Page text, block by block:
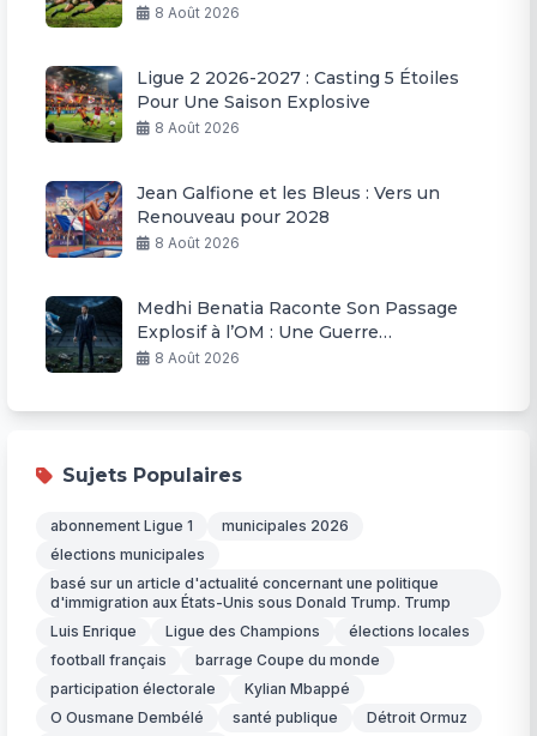
8 Août 2026
Ligue 2 2026-2027 : Casting 5 Étoiles
Pour Une Saison Explosive
8 Août 2026
Jean Galfione et les Bleus : Vers un
Renouveau pour 2028
8 Août 2026
Medhi Benatia Raconte Son Passage
Explosif à l’OM : Une Guerre
Permanente
8 Août 2026
Sujets Populaires
abonnement Ligue 1
municipales 2026
élections municipales
basé sur un article d'actualité concernant une politique
d'immigration aux États-Unis sous Donald Trump. Trump
Luis Enrique
Ligue des Champions
élections locales
football français
barrage Coupe du monde
participation électorale
Kylian Mbappé
O Ousmane Dembélé
santé publique
Détroit Ormuz